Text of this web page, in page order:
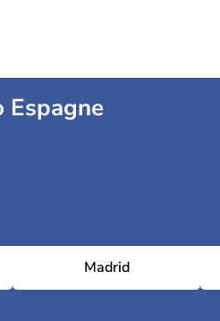
Espagne
Madrid